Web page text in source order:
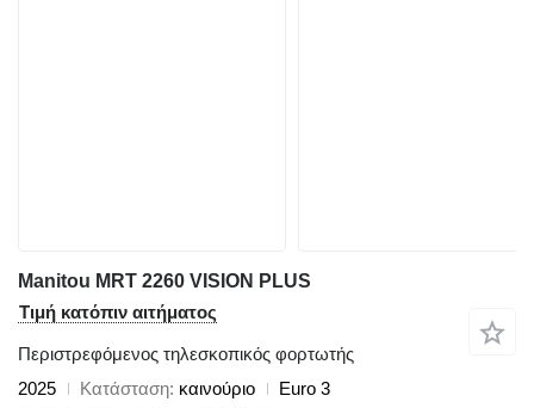
Manitou MRT 2260 VISION PLUS
Τιμή κατόπιν αιτήματος
Περιστρεφόμενος τηλεσκοπικός φορτωτής
2025
Κατάσταση καινούριο
Euro 3